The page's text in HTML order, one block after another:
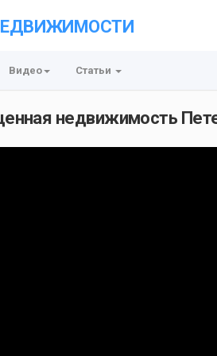
Видео Статьи
недвижимость